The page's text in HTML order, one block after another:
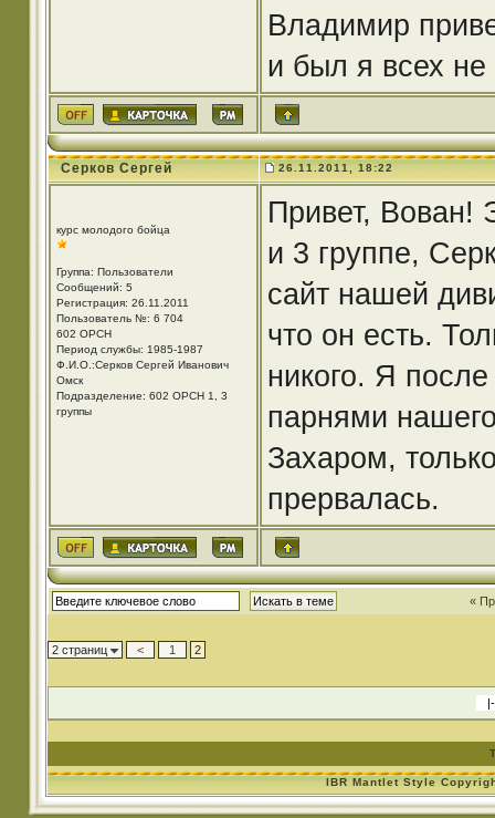
Владимир
и был я всех
Серков Сергей 26.11.2011, 18:22
курс молодого бойца
Группа: Пользователи
Сообщений: 5
Регистрация: 26.11.2011
Пользователь №: 6 704
602 ОРСН
Период службы: 1985-1987
Ф.И.О.:Серков Сергей Иванович
Омск
Подразделение: 602 ОРСН 1, 3
группы
Привет, Вован!
и 3 группе,
сайт нашей
что он есть.
никого. Я
парнями
Захаром,
прервалась.
«
2 страниц < 1 2
IBR Mantlet Style